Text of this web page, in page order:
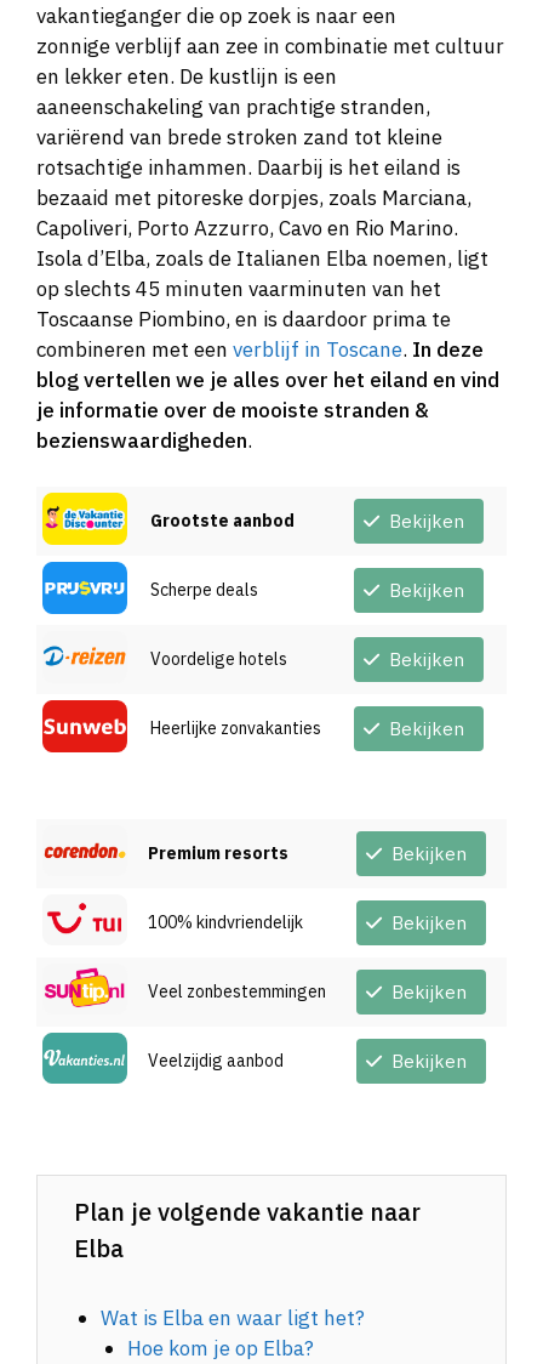
vakantieganger die op zoek is naar een
zonnige verblijf aan zee in combinatie met cultuur
en lekker eten. De kustlijn is een
aaneenschakeling van prachtige stranden,
variërend van brede stroken zand tot kleine
rotsachtige inhammen. Daarbij is het eiland is
bezaaid met pitoreske dorpjes, zoals Marciana,
Capoliveri, Porto Azzurro, Cavo en Rio Marino.
Isola d’Elba, zoals de Italianen Elba noemen, ligt
op slechts 45 minuten vaarminuten van het
Toscaanse Piombino, en is daardoor prima te
combineren met een verblijf in Toscane. In deze
blog vertellen we je alles over het eiland en vind
je informatie over de mooiste stranden &
bezienswaardigheden.
Grootste aanbod Bekijken
Scherpe deals Bekijken
Voordelige hotels Bekijken
Heerlijke zonvakanties Bekijken
Premium resorts Bekijken
100% kindvriendelijk Bekijken
Veel zonbestemmingen Bekijken
Veelzijdig aanbod Bekijken
Plan je volgende vakantie naar
Elba
Wat is Elba en waar ligt het?
Hoe kom je op Elba?